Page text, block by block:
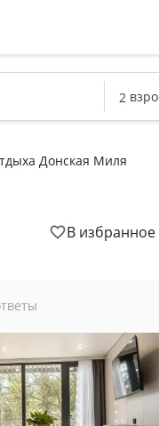
Донская Миля
В избранное